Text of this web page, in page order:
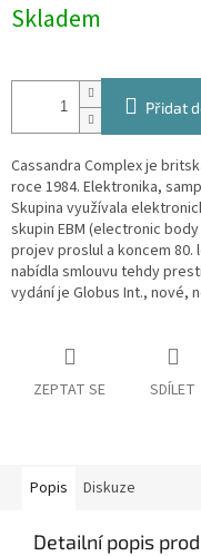
cena:
Skladem
Přidat
Cassandra Complex je
roce 1984. Elektronika,
Skupina využívala
skupin EBM (electronic
projev proslul a koncem
nabídla smlouvu tehdy
vydání je Globus Int., nové,
ZEPTAT SE SDÍLET
Popis Diskuze
Detailní popis